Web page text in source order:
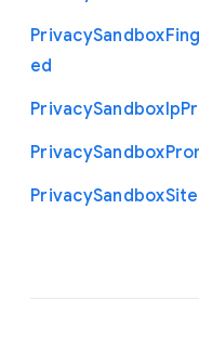
PrivacySandbox
ed
PrivacySandboxIp
PrivacySandbox
PrivacySandboxSite